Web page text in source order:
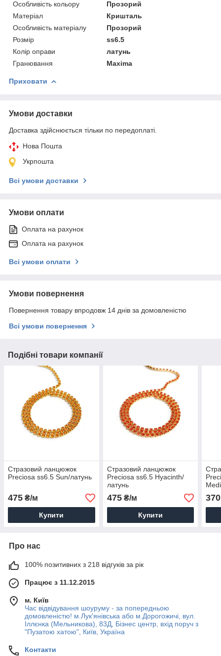
Особливість кольору
Прозорий
Матеріал
Кришталь
Особливість матеріалу
Прозорий
Розмір
ss6.5
Колір оправи
латунь
Гранювання
Maxima
Приховати
Умови доставки
Доставка здійснюється тільки по передоплаті.
Нова Пошта
Укрпошта
Всі умови доставки
Умови оплати
Оплата на рахунок
Оплата на рахунок
Всі умови оплати
Умови повернення
Повернення товару впродовж 14 днів за домовленістю
Всі умови повернення
Подібні товари компанії
Стразовий ланцюжок
Preciosa ss6.5 Sun/латунь
475 ₴/м
Купити
Стразовий ланцюжок
Preciosa ss6.5 Hyacinth/
латунь
475₴/м
Купити
370
Про нас
100% позитивних з 218 відгуків за рік
Працює з 11.12.2015
м. Київ
Час відвідування шоуруму - за попередньою
домовленістю! м.Лук'янівська або м.Дорогожичі, вул.
Іллєнка (Мельникова), 83Д, Бізнес центр, вхід поруч з
"Пузатою хатою", Київ, Україна
Контакти